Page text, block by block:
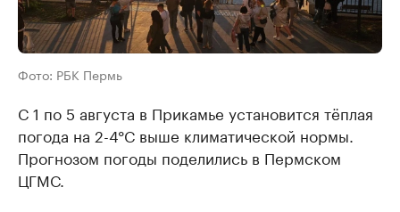
Фото: РБК Пермь
С 1 по 5 августа в Прикамье установится тёплая
погода на 2-4°С выше климатической нормы.
Прогнозом погоды поделились в Пермском
ЦГМС.